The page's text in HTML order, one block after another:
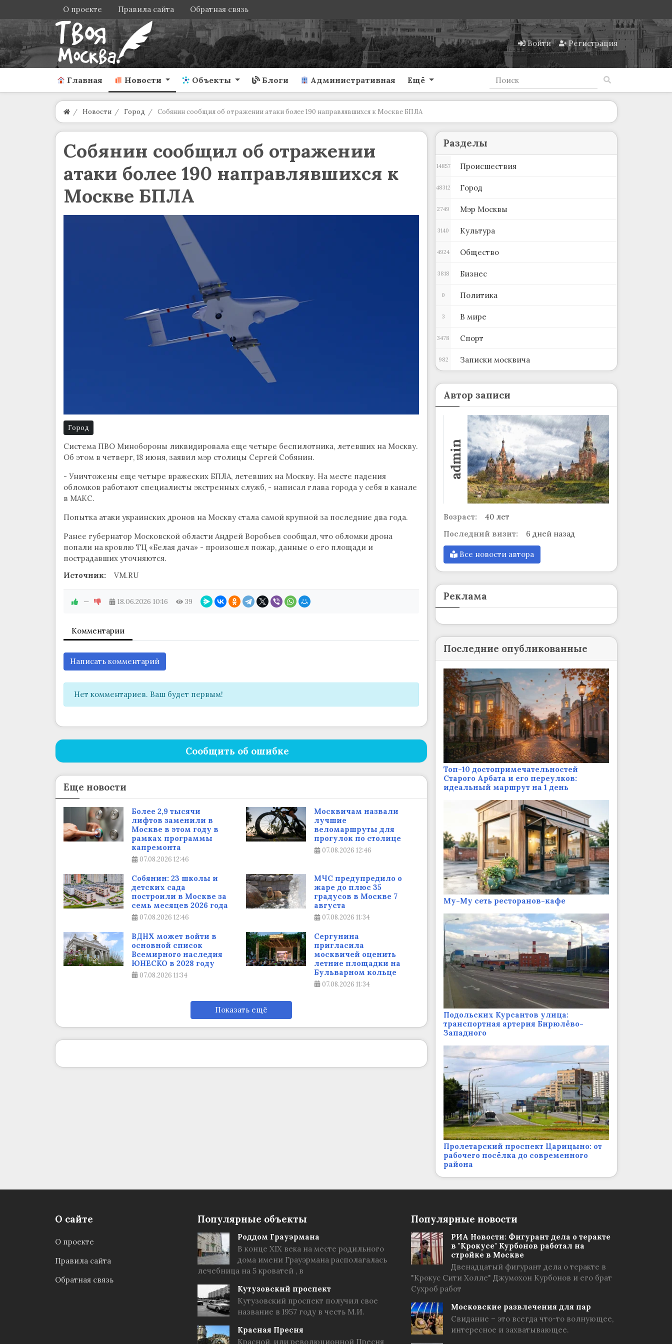
О проекте Правила сайта Обратная связь
Войти Регистрация
Главная Новости Объекты Блоги Административная Ещё
Новости Город Собянин сообщил об отражении атаки более 190 направлявшихся к Москве БПЛА
Собянин сообщил об отражении
атаки более 190 направлявшихся к
Москве БПЛА
Город
Система ПВО Минобороны ликвидировала еще четыре беспилотника, летевших на Москву.
Об этом в четверг, 18 июня, заявил мэр столицы Сергей Собянин.
- Уничтожены еще четыре вражеских БПЛА, летевших на Москву. На месте падения
обломков работают специалисты экстренных служб, - написал глава города у себя в канале
в МАКС.
Попытка атаки украинских дронов на Москву стала самой крупной за последние два года.
Ранее губернатор Московской области Андрей Воробьев сообщал, что обломки дрона
попали на кровлю ТЦ «Белая дача» - произошел пожар, данные о его площади и
пострадавших уточняются.
Источник:
VM.RU
— 18.06.2026 10:16 39
Комментарии
Написать комментарий
Нет комментариев. Ваш будет первым!
Сообщить об ошибке
Еще новости
Более 2,9 тысячи
лифтов заменили в
Москве в этом году в
рамках программы
капремонта
07.08.2026 12:46
Москвичам назвали
лучшие
веломаршруты для
прогулок по столице
07.08.2026 12:46
Собянин: 23 школы и
детских сада
построили в Москве за
семь месяцев 2026 года
07.08.2026 12:46
МЧС предупредило о
жаре до плюс 35
градусов в Москве 7
августа
07.08.2026 11:34
ВДНХ может войти в
основной список
Всемирного наследия
ЮНЕСКО в 2028 году
07.08.2026 11:34
Сергунина
пригласила
москвичей оценить
летние площадки на
Бульварном кольце
07.08.2026 11:34
Показать ещё
Разделы
Происшествия
14857
Город
48312
Мэр Москвы
2749
Культура
3140
Общество
4924
Бизнес
3818
Политика
0
В мире
3
Спорт
3478
Записки москвича
982
Автор записи
admin
Возраст:
40 лет
Последний визит:
6 дней назад
Все новости автора
Реклама
Последние опубликованные
Топ-10 достопримечательностей
Старого Арбата и его переулков:
идеальный маршрут на 1 день
Му-Му сеть ресторанов-кафе
Подольских Курсантов улица:
транспортная артерия Бирюлёво-
Западного
Пролетарский проспект Царицыно: от
рабочего посёлка до современного
района
О сайте
О проекте
Правила сайта
Обратная связь
Популярные объекты
Роддом Грауэрмана
В конце XIX века на месте родильного
дома имени Грауэрмана располагалась
лечебница на 5 кроватей , в
Кутузовский проспект
Кутузовский проспект получил свое
название в 1957 году в честь М.И.
Красная Пресня
Красной, или революционной Пресня
Популярные новости
РИА Новости: Фигурант дела о теракте
в "Крокусе" Курбонов работал на
стройке в Москве
Двенадцатый фигурант дела о теракте в
"Крокус Сити Холле" Джумохон Курбонов и его брат
Сухроб работ
Московские развлечения для пар
Свидание – это всегда что-то волнующее,
интересное и захватывающее.